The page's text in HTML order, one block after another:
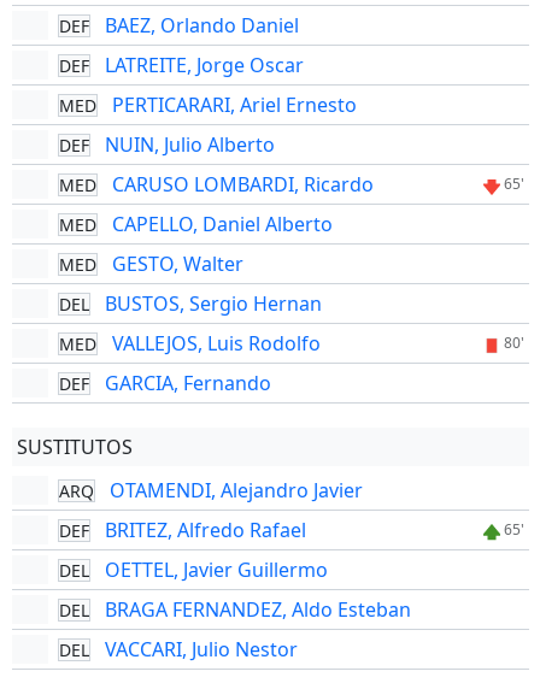
DEF BAEZ, Orlando Daniel
DEF LATREITE, Jorge Oscar
MED PERTICARARI, Ariel Ernesto
DEF NUIN, Julio Alberto
MED CARUSO LOMBARDI, Ricardo 65'
MED CAPELLO, Daniel Alberto
MED GESTO, Walter
DEL BUSTOS, Sergio Hernan
MED VALLEJOS, Luis Rodolfo 80'
DEF GARCIA, Fernando
SUSTITUTOS
ARQ OTAMENDI, Alejandro Javier
DEF BRITEZ, Alfredo Rafael 65'
DEL OETTEL, Javier Guillermo
DEL BRAGA FERNANDEZ, Aldo Esteban
DEL VACCARI, Julio Nestor